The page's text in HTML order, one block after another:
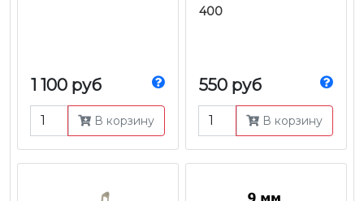
1 100 руб
В корзину
400
550 руб
В корзину